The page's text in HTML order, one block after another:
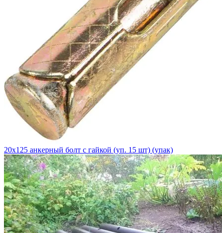
20х125 анкерный болт с гайкой (уп. 15 шт) (упак)